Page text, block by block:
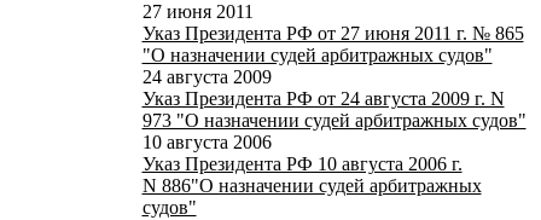
27 июня 2011
Указ Президента РФ от 27 июня 2011 г. № 865
"О назначении судей арбитражных судов"
24 августа 2009
Указ Президента РФ от 24 августа 2009 г. N
973 "О назначении судей арбитражных судов"
10 августа 2006
Указ Президента РФ 10 августа 2006 г.
N 886"О назначении судей арбитражных
судов"